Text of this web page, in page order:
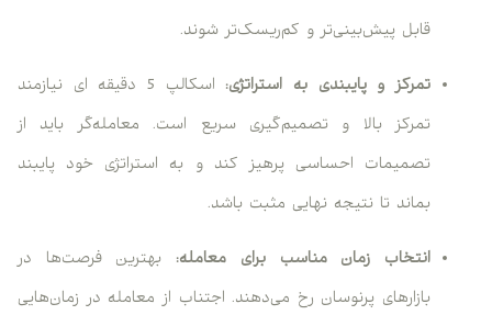
قابل پیش‌بینی‌تر و کم‌ریسک‌تر شوند.
تمرکز و پایبندی به استراتژی:
اسکالپ 5 دقیقه ای نیازمند
تمرکز بالا و تصمیم‌گیری سریع است. معامله‌گر باید از
تصمیمات احساسی پرهیز کند و به استراتژی خود پایبند
بماند تا نتیجه نهایی مثبت باشد.
انتخاب زمان مناسب برای معامله: بهترین فرصت‌ها در
بازارهای پرنوسان رخ می‌دهند. اجتناب از معامله در زمان‌هایی